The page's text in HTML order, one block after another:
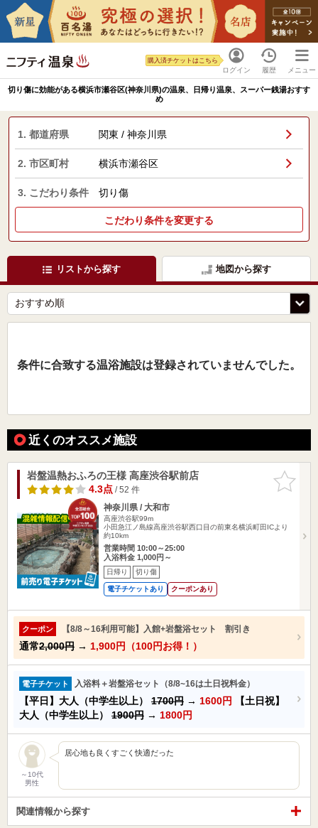
ログイン
購入済チケットはこちら
履歴 メニュー
切り傷に効能がある横浜市瀬谷区(神奈川県)の温泉、日帰り温泉、スーパー銭湯おすす
め
1. 都道府県 関東 / 神奈川県
2. 市区町村 横浜市瀬谷区
3. こだわり条件 切り傷
こだわり条件を変更する
リストから探す 地図から探す
条件に合致する温浴施設は登録されていませんでした。
近くのオススメ施設
お気に入
りに追加
岩盤温熱おふろの王様 高座渋谷駅前店
4.3点/ 52 件
神奈川県 / 大和市
高座渋谷駅99m
小田急江ノ島線高座渋谷駅西口目の前東名横浜町田ICより
約10km
営業時間 10:00～25:00
入浴料金 1,000円～
日帰り 切り傷
電子チケットあり クーポンあり
クーポン 【8/8～16利用可能】入館+岩盤浴セット 割引き
通常2,000円 → 1,900円（100円お得！）
電子チケット 入浴料＋岩盤浴セット（8/8~16は土日祝料金）
【平日】大人（中学生以上） 1700円 → 1600円
【土日祝】
大人（中学生以上） 1900円 → 1800円
～10代
男性
居心地も良くすごく快適だった
関連情報から探す